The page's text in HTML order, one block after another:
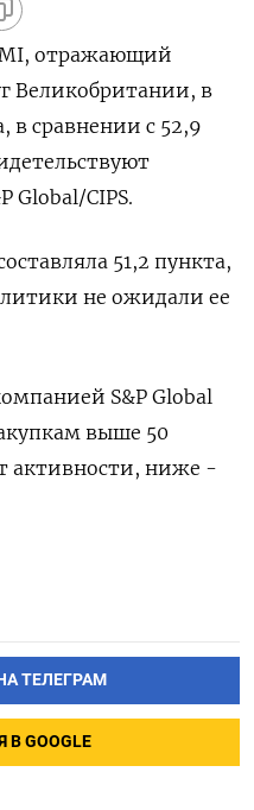
отражающий
Великобритании, в
в сравнении с 52,9
Global/CIPS.
51,2 пункта,
не ожидали ее
S&P Global
выше 50
активности, ниже -
ТЕЛЕГРАМ
GOOGLE